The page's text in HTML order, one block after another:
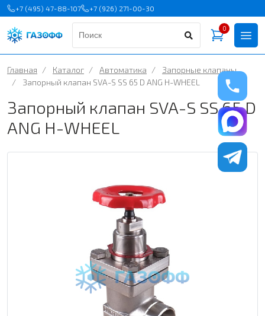
+7 (495) 47-88-107 +7 (926) 271-00-30
0
Главная / Каталог / Автоматика /
Запорные клапаны
/
Запорный клапан SVA-S SS 65 D ANG H-WHEEL
Запорный клапан SVA-S SS 65 D
ANG H-WHEEL